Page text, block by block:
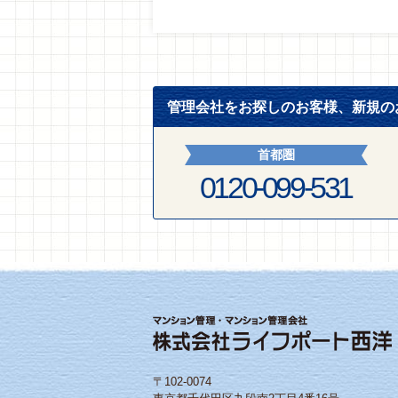
管理会社をお探しのお客様、新規の
首都圏
0120-099-531
〒102-0074